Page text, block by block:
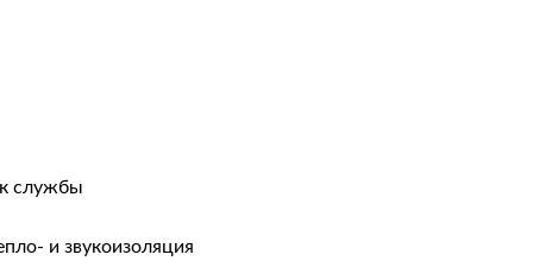
службы
и звукоизоляция